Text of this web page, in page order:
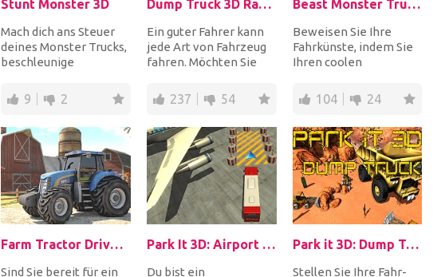
Stunt Monster 3D
Mach dich ans Steuer
deines Monster Trucks,
beschleunige
der Arena. Wählen Si...
9 2
Dump Truck 3D Racing
Ein guter Fahrer kann
jede Art von Fahrzeug
fahren. Möchten Sie
einem Muldenkipp...
237 54
Beast Monster Trucks
Beweisen Sie Ihre
Fahrkünste, indem Sie
Ihren coolen
fantastische Rampen
fahren u...
104 24
Farm Tractor Driver 3D Parking
Sind Sie bereit für ein
Park It 3D: Airport Bus
Du bist ein
Park it 3D: Dump Truck
Stellen Sie Ihre Fahr-